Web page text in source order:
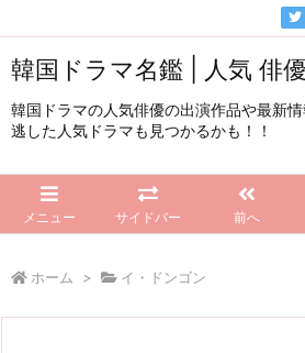
韓国ドラマ名鑑 | 人気 俳
韓国ドラマの人気俳優の出演作品や最新
逃した人気ドラマも見つかるかも！！
メニュー サイドバー 前へ
ホーム > イ・ドンゴン